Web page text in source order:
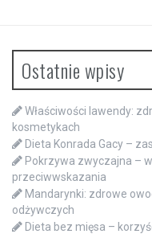
Ostatnie wpisy
Właściwości lawendy:
kosmetykach
Dieta Konrada Gacy –
Pokrzywa zwyczajna –
przeciwwskazania
Mandarynki: zdrowe
odżywczych
Dieta bez mięsa –